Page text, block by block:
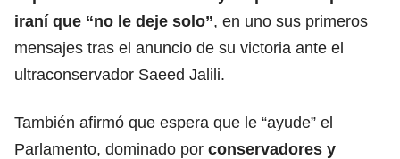
iraní que “no le deje solo”, en uno sus primeros
mensajes tras el anuncio de su victoria ante el
ultraconservador Saeed Jalili.
También afirmó que espera que le “ayude” el
Parlamento, dominado por conservadores y